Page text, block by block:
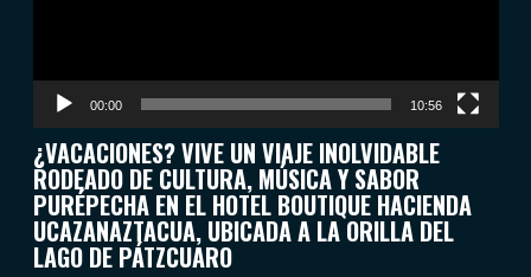
00:00 10:56
¿VACACIONES? VIVE UN VIAJE INOLVIDABLE
RODEADO DE CULTURA, MÚSICA Y SABOR
PURÉPECHA EN EL HOTEL BOUTIQUE HACIENDA
UCAZANAZTACUA, UBICADA A LA ORILLA DEL
LAGO DE PÁTZCUARO